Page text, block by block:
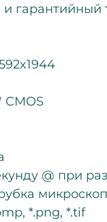
и гарантийный
CMOS
@ при
*.png, *.tif